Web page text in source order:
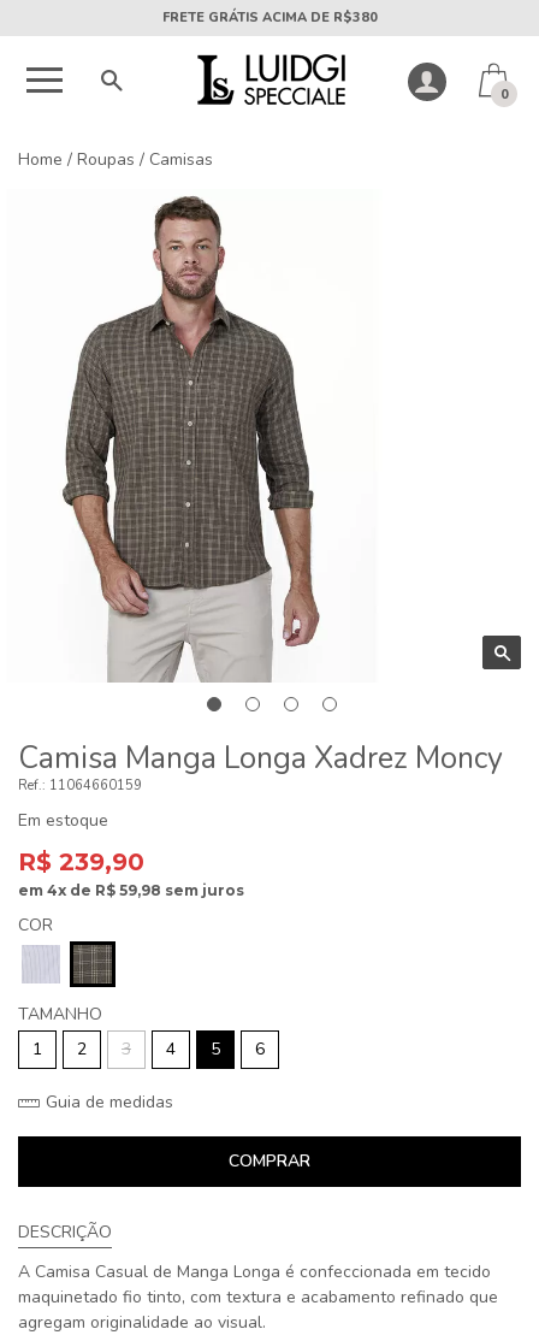
5X SEM JUROS PARCELA MÍNIMA DE R$50
0
Home / Roupas / Camisas
Camisa Manga Longa Xadrez Moncy
11064660159
Em estoque
R$ 239,90
em 4x de R$ 59,98 sem juros
COR
TAMANHO
1
2 3 4 5 6
Guia de medidas
COMPRAR
DESCRIÇÃO
A Camisa Casual de Manga Longa é confeccionada em tecido
maquinetado fio tinto, com textura e acabamento refinado que
agregam originalidade ao visual.